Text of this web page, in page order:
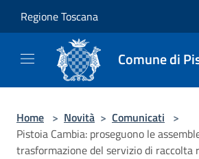
Regione Toscana
Comune di
Home > Novità > Comunicati >
Pistoia Cambia: proseguono le
trasformazione del servizio di raccolta